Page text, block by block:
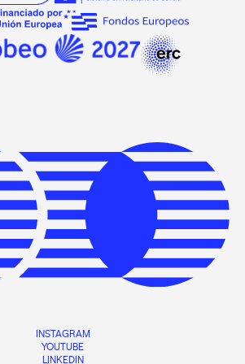
INSTAGRAM
YOUTUBE
LINKEDIN